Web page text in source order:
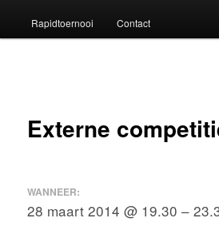
Rapidtoernooi Contact
Externe
WANNEER:
28 maart 2014 @ 19.30 –